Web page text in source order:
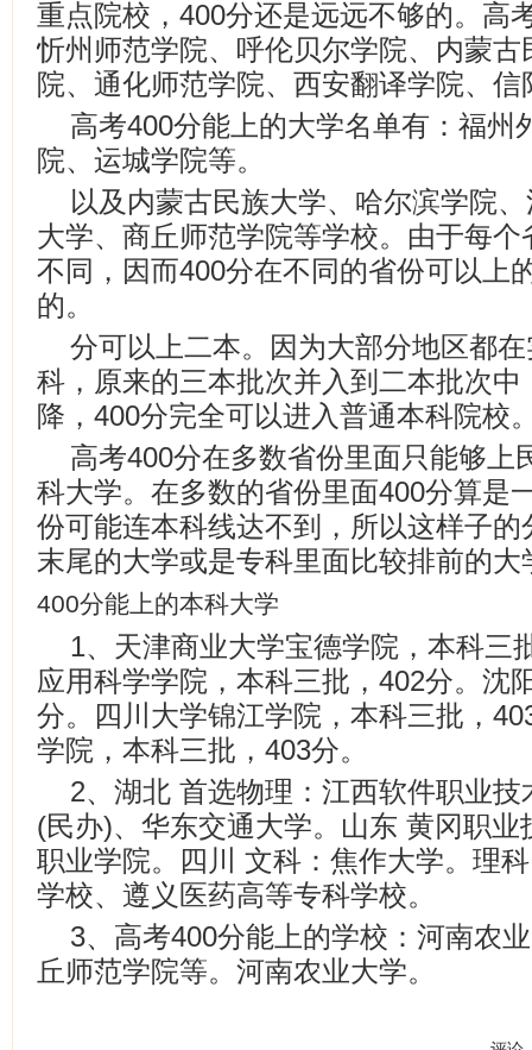
重点院校，400分还是远远不够的。高
忻州师范学院、呼伦贝尔学院、内蒙
院、通化师范学院、西安翻译学院、
高考400分能上的大学名单有：福州
院、运城学院等。
以及内蒙古民族大学、哈尔滨学院
大学、商丘师范学院等学校。由于每
不同，因而400分在不同的省份可以上
的。
分可以上二本。因为大部分地区都
科，原来的三本批次并入到二本批次
降，400分完全可以进入普通本科院校
高考400分在多数省份里面只能够上
科大学。在多数的省份里面400分算是
份可能连本科线达不到，所以这样子
末尾的大学或是专科里面比较排前的大
400分能上的本科大学
1、天津商业大学宝德学院，本科三
应用科学学院，本科三批，402分。沈
分。四川大学锦江学院，本科三批，
学院，本科三批，403分。
2、湖北 首选物理：江西软件职业
(民办)、华东交通大学。山东 黄冈职
职业学院。四川 文科：焦作大学。理
学校、遵义医药高等专科学校。
3、高考400分能上的学校：河南农
丘师范学院等。河南农业大学。